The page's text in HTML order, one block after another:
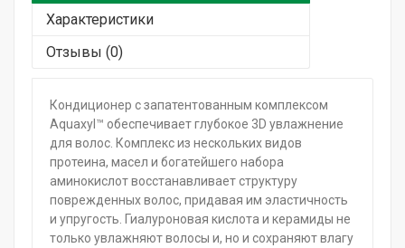
Характеристики
Отзывы (0)
Кондиционер с запатентованным комплексом
Aquaxyl™ обеспечивает глубокое 3D увлажнение
для волос. Комплекс из нескольких видов
протеина, масел и богатейшего набора
аминокислот восстанавливает структуру
поврежденных волос, придавая им эластичность
и упругость. Гиалуроновая кислота и керамиды не
только увлажняют волосы и, но и сохраняют влагу